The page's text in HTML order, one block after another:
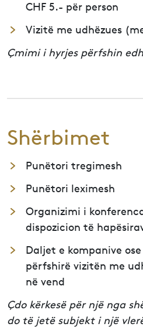
CHF 5.- për person
Vizitë me udhëzues
Çmimi i hyrjes përfshin
Shërbimet
Punëtori tregimesh
Punëtori leximesh
Organizimi i
dispozicion të
Daljet e kompanive
përfshirë vizitën me
në vend
Çdo kërkesë për një nga
do të jetë subjekt i një